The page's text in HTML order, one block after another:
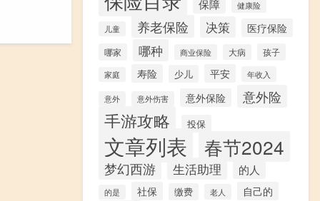
保障 健康险
儿童 养老保险 决策 医疗保险
哪家 哪种 商业保险 大病 孩子
家庭 寿险 少儿 平安 年收入
意外 意外伤害 意外保险 意外险
手游攻略 投保
文章列表 春节2024
梦幻西游 生活助理 的人
的是 社保 缴费 老人 自己的